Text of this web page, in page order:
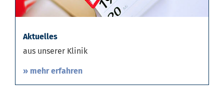
Aktuelles
aus unserer Klinik
» mehr erfahren